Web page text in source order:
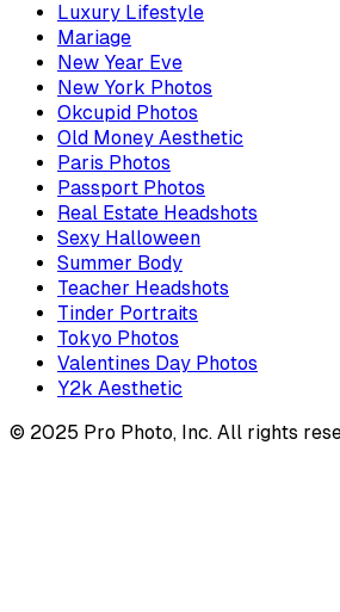
Luxury Lifestyle
Mariage
New Year Eve
New York Photos
Okcupid Photos
Old Money Aesthetic
Paris Photos
Passport Photos
Real Estate Headshots
Sexy Halloween
Summer Body
Teacher Headshots
Tinder Portraits
Tokyo Photos
Valentines Day Photos
Y2k Aesthetic
© 2025 Pro Photo, Inc. All rights